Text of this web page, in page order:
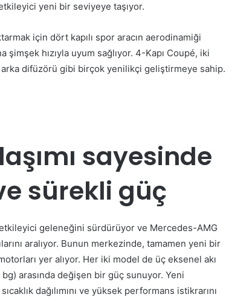
yeni bir seviyeye taşıyor.
için dört kapılı spor aracın aerodinamiği
hızıyla uyum sağlıyor. 4-Kapı Coupé, iki
arka difüzörü gibi birçok yenilikçi geliştirmeye sahip.
sayesinde
sürekli güç
geleneğini sürdürüyor ve Mercedes-AMG
aralıyor. Bunun merkezinde, tamamen yeni bir
yer alıyor. Her iki model de üç eksenel akı
arasında değişen bir güç sunuyor. Yeni
dağılımını ve yüksek performans istikrarını